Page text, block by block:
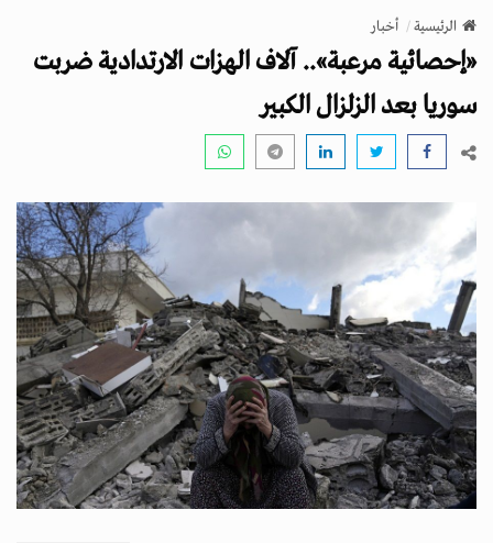
v
g
a
t
n
الرئيسية أخبار
«إحصائية مرعبة».. آلاف الهزات الارتدادية ضربت
سوريا بعد الزلزال الكبير